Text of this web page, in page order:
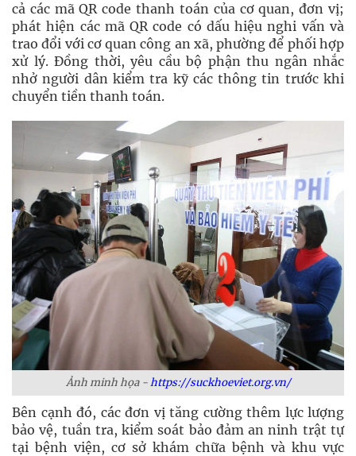
cả các mã QR code thanh toán của cơ quan, đơn vị;
phát hiện các mã QR code có dấu hiệu nghi vấn và
trao đổi với cơ quan công an xã, phường để phối hợp
xử lý. Đồng thời, yêu cầu bộ phận thu ngân nhắc
nhở người dân kiểm tra kỹ các thông tin trước khi
chuyển tiền thanh toán.
Ảnh minh họa -https://suckhoeviet.org.vn/
Bên cạnh đó, các đơn vị tăng cường thêm lực lượng
bảo vệ, tuần tra, kiểm soát bảo đảm an ninh trật tự
tại bệnh viện, cơ sở khám chữa bệnh và khu vực